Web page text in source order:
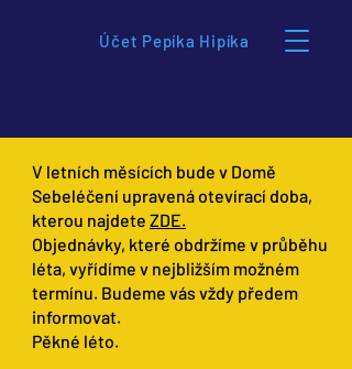
Účet Pepíka Hipíka
V letních měsících bude v Domě
Sebeléčení upravená otevírací doba,
kterou najdete ZDE.
Objednávky, které obdržíme v průběhu
léta, vyřídíme v nejbližším možném
termínu. Budeme vás vždy předem
informovat.
Pěkné léto.